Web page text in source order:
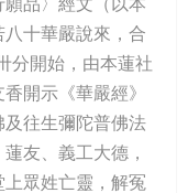
品〉經文（以本
十華嚴說來，合
分開始，由本蓮社
開示《華嚴經》
往生彌陀普佛法
友、義工大德，
眾姓亡靈，解冤